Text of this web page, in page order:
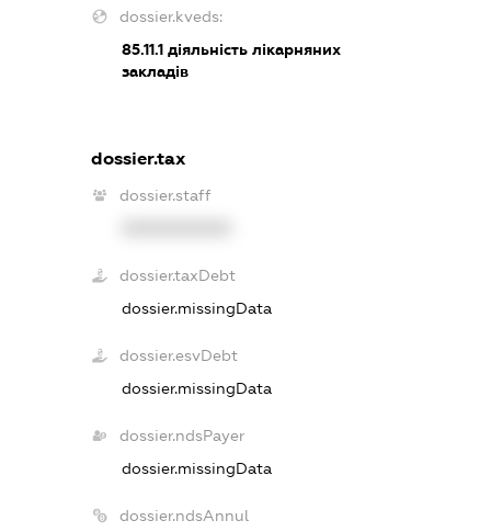
dossier.kveds:
85.11.1діяльність лікарняних
закладів
dossier.tax
dossier.staff
dossier.taxDebt
dossier.missingData
dossier.esvDebt
dossier.missingData
dossier.ndsPayer
dossier.missingData
dossier.ndsAnnul